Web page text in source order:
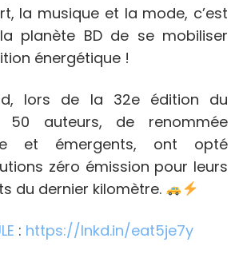
la musique et la mode, c’est
planète BD de se mobiliser
énergétique !
lors de la 32e édition du
50 auteurs, de renommée
et émergents, ont opté
zéro émission pour leurs
du dernier kilomètre.
: https://lnkd.in/eat5je7y